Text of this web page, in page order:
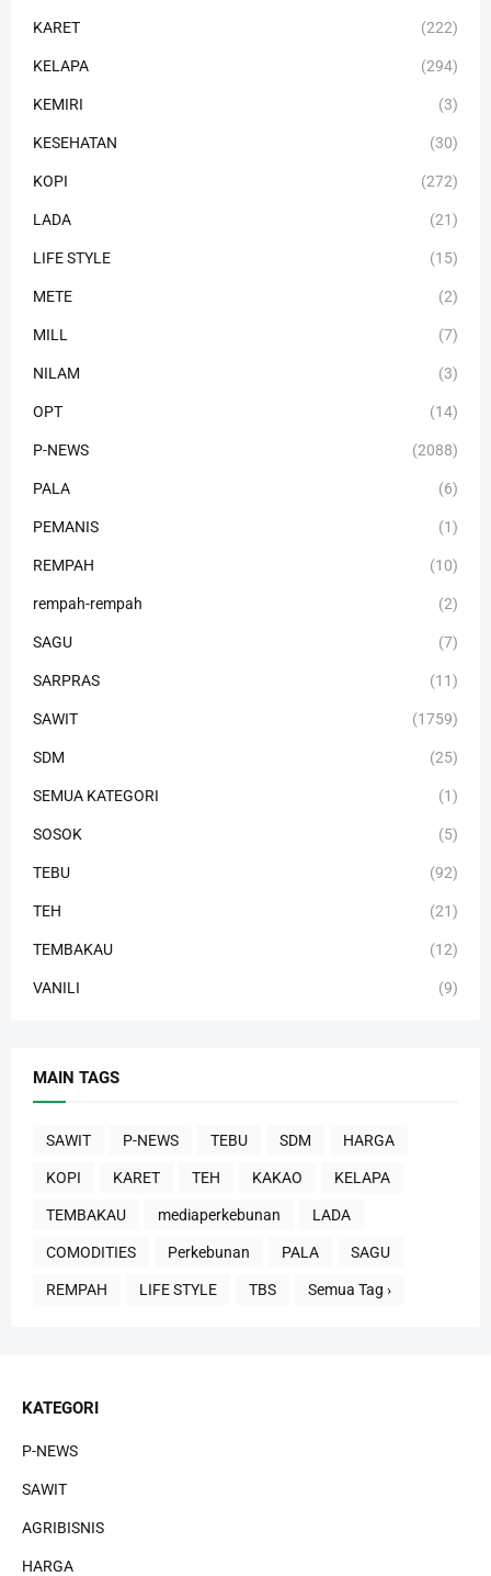
KARET (222)
KELAPA (294)
KEMIRI (3)
KESEHATAN (30)
KOPI (272)
LADA (21)
LIFE STYLE (15)
METE (2)
MILL (7)
NILAM (3)
OPT (14)
P-NEWS (2088)
PALA (6)
PEMANIS (1)
REMPAH (10)
rempah-rempah (2)
SAGU (7)
SARPRAS (11)
SAWIT (1759)
SDM (25)
SEMUA KATEGORI (1)
SOSOK (5)
TEBU (92)
TEH (21)
TEMBAKAU (12)
VANILI (9)
MAIN TAGS
SAWIT P-NEWS TEBU SDM HARGA
KOPI KARET TEH KAKAO KELAPA
TEMBAKAU mediaperkebunan LADA
COMODITIES Perkebunan PALA SAGU
REMPAH LIFE STYLE TBS Semua Tag ›
KATEGORI
P-NEWS
SAWIT
AGRIBISNIS
HARGA